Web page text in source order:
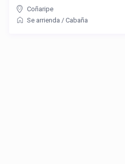
Coñaripe
Se arrienda /Cabaña